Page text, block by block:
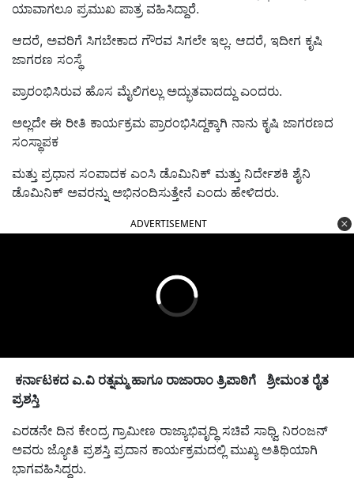
ಯಾವಾಗಲೂ ಪ್ರಮುಖ ಪಾತ್ರ ವಹಿಸಿದ್ದಾರೆ.
ಆದರೆ, ಅವರಿಗೆ ಸಿಗಬೇಕಾದ ಗೌರವ ಸಿಗಲೇ ಇಲ್ಲ. ಆದರೆ, ಇದೀಗ ಕೃಷಿ
ಜಾಗರಣ ಸಂಸ್ಥೆ
ಪ್ರಾರಂಭಿಸಿರುವ ಹೊಸ ಮೈಲಿಗಲ್ಲು ಅದ್ಭುತವಾದದ್ದು ಎಂದರು.
ಅಲ್ಲದೇ ಈ ರೀತಿ ಕಾರ್ಯಕ್ರಮ ಪ್ರಾರಂಭಿಸಿದ್ದಕ್ಕಾಗಿ ನಾನು ಕೃಷಿ ಜಾಗರಣದ
ಸಂಸ್ಥಾಪಕ
ಮತ್ತು ಪ್ರಧಾನ ಸಂಪಾದಕ ಎಂಸಿ ಡೊಮಿನಿಕ್ ಮತ್ತು ನಿರ್ದೇಶಕಿ ಶೈನಿ
ಡೊಮಿನಿಕ್ ಅವರನ್ನು ಅಭಿನಂದಿಸುತ್ತೇನೆ ಎಂದು ಹೇಳಿದರು.
ADVERTISEMENT
ಕರ್ನಾಟಕದ ಎ.ವಿ ರತ್ನಮ್ಮ ಹಾಗೂ ರಾಜಾರಾಂ ತ್ರಿಪಾಠಿಗೆ
ಶ್ರೀಮಂತ ರೈತ
ಪ್ರಶಸ್ತಿ
ಎರಡನೇ ದಿನ ಕೇಂದ್ರ ಗ್ರಾಮೀಣ ರಾಜ್ಯಾಭಿವೃದ್ಧಿ ಸಚಿವೆ ಸಾಧ್ವಿ ನಿರಂಜನ್
ಅವರು ಜ್ಯೋತಿ ಪ್ರಶಸ್ತಿ ಪ್ರದಾನ ಕಾರ್ಯಕ್ರಮದಲ್ಲಿ ಮುಖ್ಯ ಅತಿಥಿಯಾಗಿ
ಭಾಗವಹಿಸಿದ್ದರು.